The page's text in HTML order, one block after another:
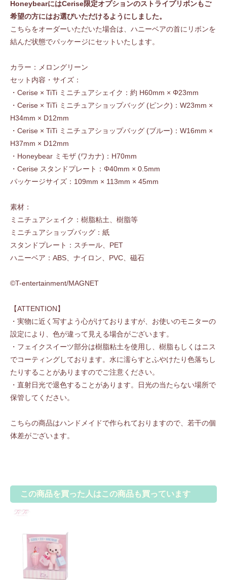
HoneybearにはCerise限定オプションのストライプリボンもご
希望の方にはお選びいただけるようにしました。
こちらをオーダーいただいた場合は、ハニーベアの首にリボンを
結んだ状態でパッケージにセットいたします。
カラー：メロングリーン
セット内容・サイズ：
・Cerise × TiTi ミニチュアシェイク：約 H60mm × Φ23mm
・Cerise × TiTi ミニチュアショップバッグ (ピンク)：W23mm ×
H34mm × D12mm
・Cerise × TiTi ミニチュアショップバッグ (ブルー)：W16mm ×
H37mm × D12mm
・Honeybear ミモザ (ワカナ)：H70mm
・Cerise スタンドプレート：Φ40mm × 0.5mm
パッケージサイズ：109mm × 113mm × 45mm
素材：
ミニチュアシェイク：樹脂粘土、樹脂等
ミニチュアショップバッグ：紙
スタンドプレート：スチール、PET
ハニーベア：ABS、ナイロン、PVC、磁石
©T-entertainment/MAGNET
【ATTENTION】
・実物に近く写すよう心がけておりますが、お使いのモニターの
設定により、色が違って見える場合がございます。
・フェイクスイーツ部分は樹脂粘土を使用し、樹脂もしくはニス
でコーティングしております。水に濡らすとふやけたり色落ちし
たりすることがありますのでご注意ください。
・直射日光で退色することがあります。日光の当たらない場所で
保管してください。
こちらの商品はハンドメイドで作られておりますので、若干の個
体差がございます。
この商品を買った人はこの商品も買っています